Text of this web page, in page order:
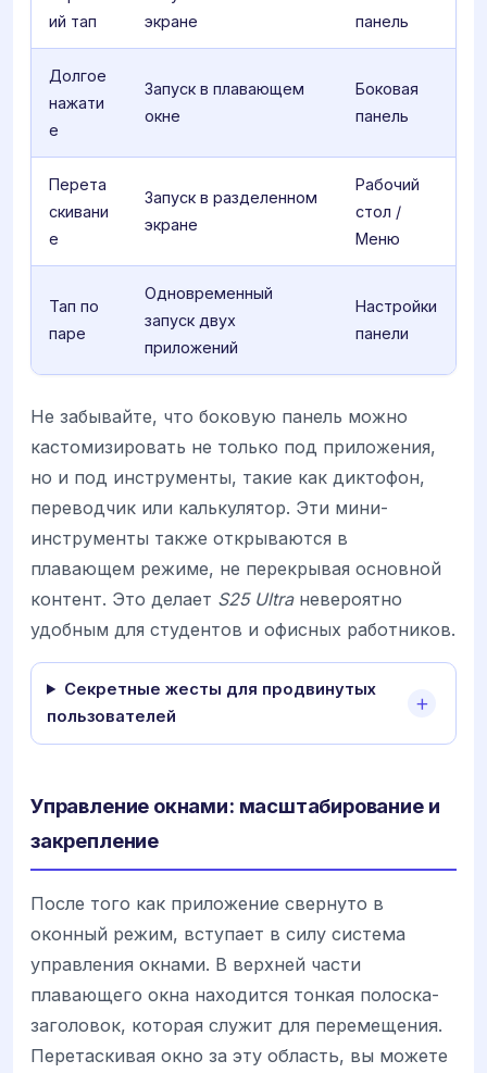
ий тап
экране
панель
Долгое
нажати
е
Запуск в плавающем
окне
Боковая
панель
Перета
скивани
е
Запуск в разделенном
экране
Рабочий
стол /
Меню
Тап по
паре
Одновременный
запуск двух
приложений
Настройки
панели
Не забывайте, что боковую панель можно
кастомизировать не только под приложения,
но и под инструменты, такие как диктофон,
переводчик или калькулятор. Эти мини-
инструменты также открываются в
плавающем режиме, не перекрывая основной
контент. Это делает S25 Ultraневероятно
удобным для студентов и офисных работников.
Секретные жесты для продвинутых
пользователей
Управление окнами: масштабирование и
закрепление
После того как приложение свернуто в
оконный режим, вступает в силу система
управления окнами. В верхней части
плавающего окна находится тонкая полоска-
заголовок, которая служит для перемещения.
Перетаскивая окно за эту область, вы можете